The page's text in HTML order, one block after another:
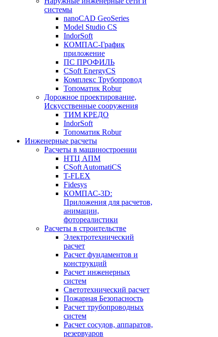
системы
nanoCAD GeoSeries
Model Studio CS
IndorSoft
КОМПАС-График
приложение
ПС ПРОФИЛЬ
CSoft EnergyCS
Комплекс Трубопровод
Топоматик Robur
Дорожное проектирование,
Искусственные сооружения
ТИМ КРЕДО
IndorSoft
Топоматик Robur
Инженерные расчеты
Расчеты в машиностроении
НТЦ АПМ
CSoft AutomatiCS
T-FLEX
Fidesys
КОМПАС-3D:
Приложения для расчетов,
анимации,
фотореалистики
Расчеты в строительстве
Электротехнический
расчет
Расчет фундаментов и
конструкций
Расчет инженерных
систем
Светотехнический расчет
Пожарная Безопасность
Расчет трубопроводных
систем
Расчет сосудов, аппаратов,
резервуаров